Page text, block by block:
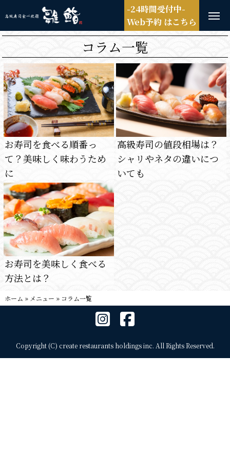
-24時間受付中-
Web予約 はこちら
コラム一覧
お寿司を食べる順番っ
て？美味しく味わうため
に
高級寿司の値段相場は？
シャリやネタの違いにつ
いても
お寿司を美味しく食べる
方法とは？
ホーム » メニュー » コラム一覧
Copyright (C) create restaurants holdings inc. All Rights Reserved.